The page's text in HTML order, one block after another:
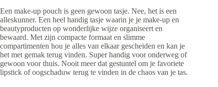
Een make-up pouch is geen gewoon tasje. Nee, het is een
alleskunner. Een heel handig tasje waarin je je make-up en
beautyproducten op wonderlijke wijze organiseert en
bewaard. Met zijn compacte formaat en slimme
compartimenten hou je alles van elkaar gescheiden en kan je
het met gemak terug vinden. Super handig voor onderweg of
gewoon voor thuis. Nooit meer dat gestuntel om je favoriete
lipstick of oogschaduw terug te vinden in de chaos van je tas.